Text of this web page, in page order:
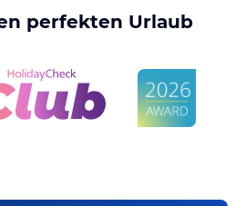
perfekten Urlaub